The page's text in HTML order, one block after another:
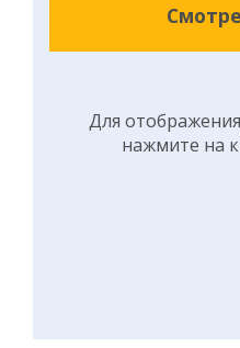
Для
нажмите на